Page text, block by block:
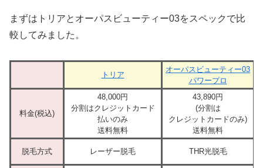
まずはトリアとオーパスビューティー03をスペックで比
較してみました。
トリア
オーパスビューティー03
パワープロ
料金(税込)
48,000円
分割はクレジットカード
払いのみ
送料無料
43,890円
(分割は
クレジットカードのみ)
送料無料
脱毛方式 レーザー脱毛 THR光脱毛